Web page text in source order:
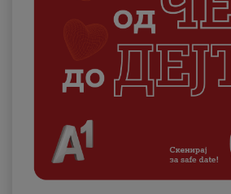
Деловни
Поддршка
Надополни кредит
Плати сметка